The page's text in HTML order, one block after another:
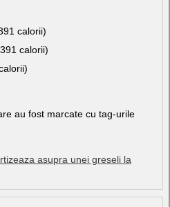
calorii)
calorii)
au fost marcate cu tag-urile
asupra unei greseli la